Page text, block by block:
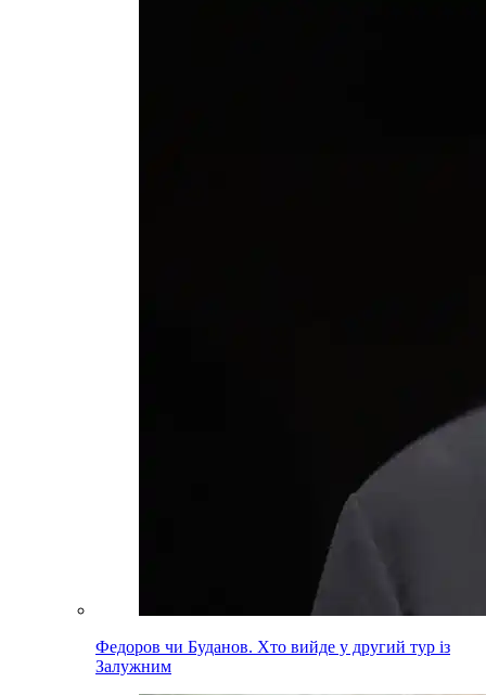
Федоров чи Буданов. Хто вийде у другий тур із
Залужним